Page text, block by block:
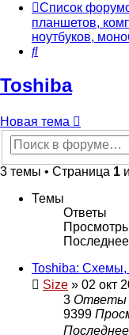
Список
планшетов,
ноутбуков,
Поиск
Toshiba
Новая
тема
Новая тема
3 темы • Страница 1
Темы
Ответы
Toshiba: Схемы,
Size » 02 окт
3 Ответы
9399